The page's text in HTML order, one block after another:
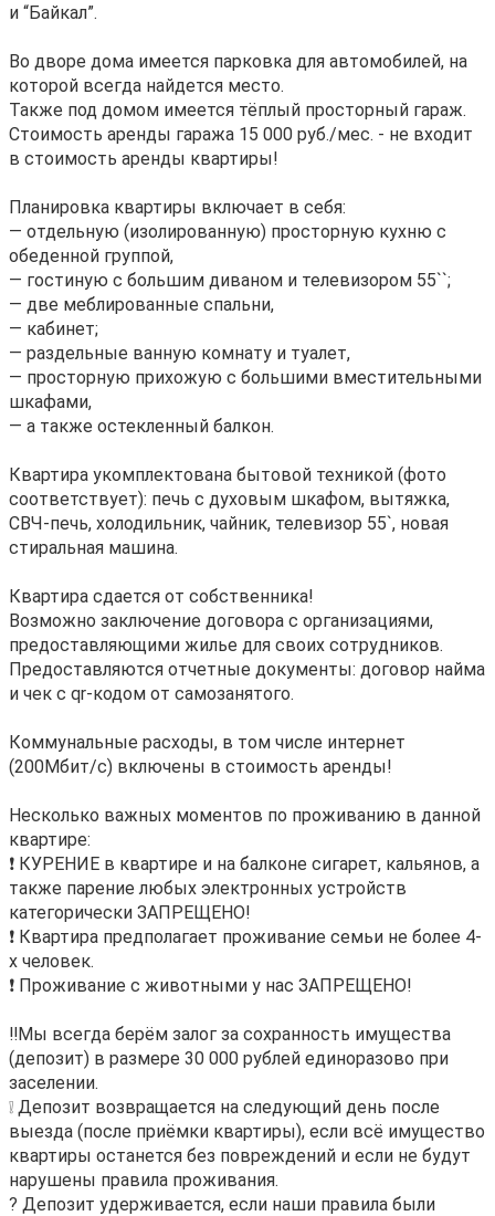
и “Байкал”.
Во дворе дома имеется парковка для автомобилей, на
которой всегда найдется место.
Также под домом имеется тёплый просторный гараж.
Стоимость аренды гаража 15 000 руб./мес. - не входит
в стоимость аренды квартиры!
Планировка квартиры включает в себя:
— отдельную (изолированную) просторную кухню с
обеденной группой,
— гостиную с большим диваном и телевизором 55``;
— две меблированные спальни,
— кабинет;
— раздельные ванную комнату и туалет,
— просторную прихожую с большими вместительными
шкафами,
— а также остекленный балкон.
Квартира укомплектована бытовой техникой (фото
соответствует): печь с духовым шкафом, вытяжка,
СВЧ-печь, холодильник, чайник, телевизор 55`, новая
стиральная машина.
Квартира сдается от собственника!
Возможно заключение договора с организациями,
предоставляющими жилье для своих сотрудников.
Предоставляются отчетные документы: договор найма
и чек с qr-кодом от самозанятого.
Коммунальные расходы, в том числе интернет
(200Мбит/с) включены в стоимость аренды!
Несколько важных моментов по проживанию в данной
квартире:
❗ КУРЕНИЕ в квартире и на балконе сигарет, кальянов, а
также парение любых электронных устройств
категорически ЗАПРЕЩЕНО!
❗ Квартира предполагает проживание семьи не более 4-
х человек.
❗ Проживание с животными у нас ЗАПРЕЩЕНО!
‼️Мы всегда берём залог за сохранность имущества
(депозит) в размере 30 000 рублей единоразово при
заселении.
❕ Депозит возвращается на следующий день после
выезда (после приёмки квартиры), если всё имущество
квартиры останется без повреждений и если не будут
нарушены правила проживания.
? Депозит удерживается, если наши правила были